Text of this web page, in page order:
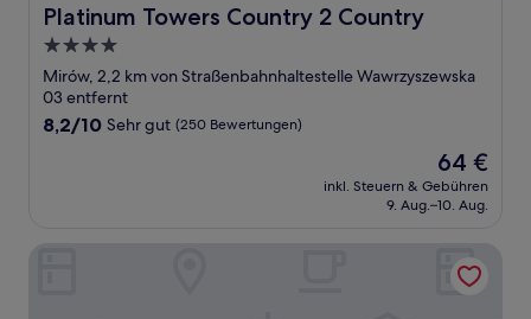
Platinum Towers Country 2 Country
Platinum Towers Country 2 Country
4.0-
Sterne-
Unterkunft
Mirów, 2,2 km von Straßenbahnhaltestelle Wawrzyszewska
03 entfernt
8.2
Bewertungen)
8,2/10 Sehr gut (250 Bewertungen)
Der
Preis
beträgt
64 €
inkl. Steuern & Gebühren
9. Aug.–10. Aug.